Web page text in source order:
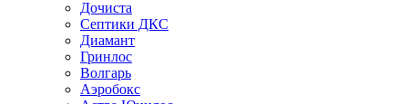
Дочиста
Септики ДКС
Диамант
Гринлос
Волгарь
Аэробокс